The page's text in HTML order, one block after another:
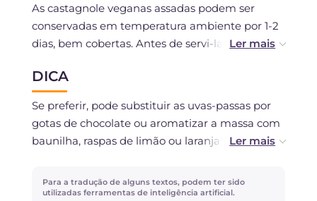
As castagnole veganas assadas podem ser
conservadas em temperatura ambiente por 1-2
dias, bem cobertas. Antes de servi-las, você
Podem ser congeladas.
DICA
Se preferir, pode substituir as uvas-passas por
gotas de chocolate ou aromatizar a massa com
baunilha, raspas de limão ou laranja!
Se não tiver uma forma de silicone, pode
despejar a massa em forminhas de papel
Para a tradução de alguns textos, podem ter sido
utilizadas ferramentas de inteligência artificial.